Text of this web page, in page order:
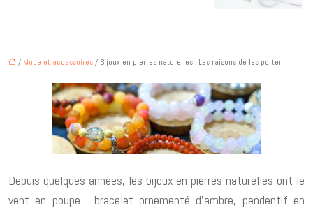
/ Mode et accessoires / Bijoux en pierres naturelles : Les raisons de les porter
Depuis quelques années, les bijoux en pierres naturelles ont le
vent en poupe : bracelet ornementé d’ambre, pendentif en